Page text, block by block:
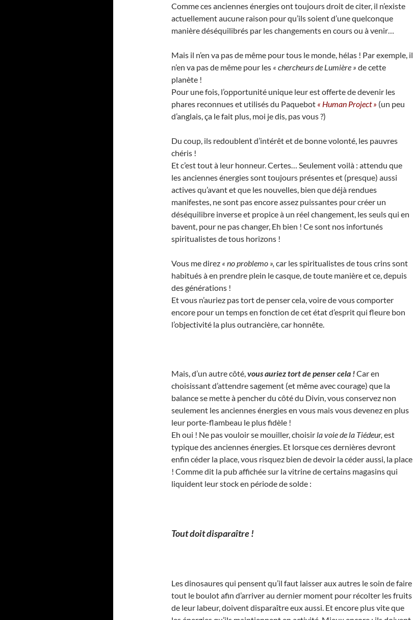
Comme ces anciennes énergies ont toujours droit de citer, il n’existe
actuellement aucune raison pour qu’ils soient d’une quelconque
manière déséquilibrés par les changements en cours ou à venir…
Mais il n’en va pas de même pour tous le monde, hélas ! Par exemple, il
n’en va pas de même pour les « chercheurs de Lumière » de cette
planète !
Pour une fois, l’opportunité unique leur est offerte de devenir les
phares reconnues et utilisés du Paquebot « Human Project » (un peu
d’anglais, ça le fait plus, moi je dis, pas vous ?)
Du coup, ils redoublent d’intérêt et de bonne volonté, les pauvres
chéris !
Et c’est tout à leur honneur. Certes… Seulement voilà : attendu que
les anciennes énergies sont toujours présentes et (presque) aussi
actives qu’avant et que les nouvelles, bien que déjà rendues
manifestes, ne sont pas encore assez puissantes pour créer un
déséquilibre inverse et propice à un réel changement, les seuls qui en
bavent, pour ne pas changer, Eh bien ! Ce sont nos infortunés
spiritualistes de tous horizons !
Vous me direz « no problemo », car les spiritualistes de tous crins sont
habitués à en prendre plein le casque, de toute manière et ce, depuis
des générations !
Et vous n’auriez pas tort de penser cela, voire de vous comporter
encore pour un temps en fonction de cet état d’esprit qui fleure bon
l’objectivité la plus outrancière, car honnête.
Mais, d’un autre côté,vous auriez tort de penser cela !Car en
choisissant d’attendre sagement (et même avec courage) que la
balance se mette à pencher du côté du Divin, vous conservez non
seulement les anciennes énergies en vous mais vous devenez en plus
leur porte-flambeau le plus fidèle !
Eh oui ! Ne pas vouloir se mouiller, choisir la voie de la Tiédeur, est
typique des anciennes énergies. Et lorsque ces dernières devront
enfin céder la place, vous risquez bien de devoir la céder aussi, la place
! Comme dit la pub affichée sur la vitrine de certains magasins qui
liquident leur stock en période de solde :
Tout doit disparaître !
Les dinosaures qui pensent qu’il faut laisser aux autres le soin de faire
tout le boulot afin d’arriver au dernier moment pour récolter les fruits
de leur labeur, doivent disparaître eux aussi. Et encore plus vite que